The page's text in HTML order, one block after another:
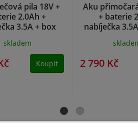
pila 18V +
2.0Ah +
3.5A + box
skladem
Koupit
Aku
+ baterie
nabíječka
2 790 Kč